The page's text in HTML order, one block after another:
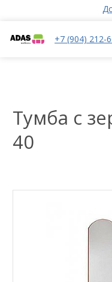
+7 (904) 212-
Тумба с
40